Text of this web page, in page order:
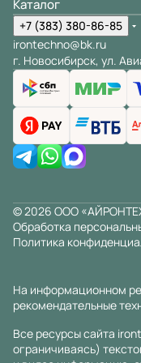
Каталог
+7 (383) 380-86-85
irontechno@bk.ru
г. Новосибирск, ул.
© 2026 ООО
Обработка
Политика
На информационном
рекомендательные
Все ресурсы сайта
ограничиваясь)